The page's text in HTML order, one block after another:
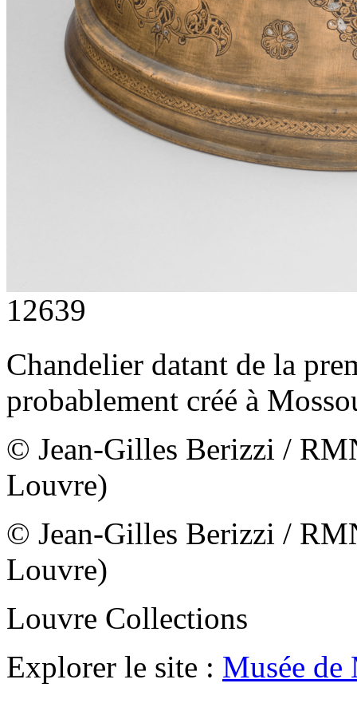
12639
Chandelier datant de la
probablement créé à
© Jean-Gilles Berizzi /
Louvre)
© Jean-Gilles Berizzi /
Louvre)
Louvre Collections
Explorer le site : Musée de